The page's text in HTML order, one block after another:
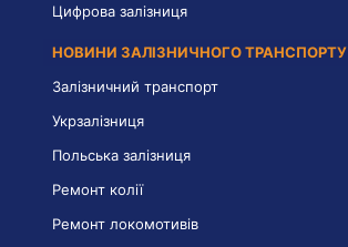
Цифрова залізниця
НОВИНИ ЗАЛІЗНИЧНОГО ТРАНСПОРТУ
Залізничний транспорт
Укрзалізниця
Польська залізниця
Ремонт колії
Ремонт локомотивів